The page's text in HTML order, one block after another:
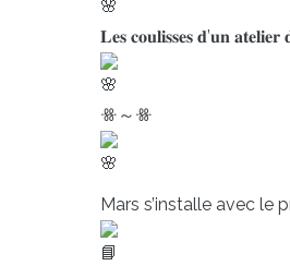
𝐋𝐞𝐬 𝐜𝐨𝐮𝐥𝐢𝐬𝐬𝐞𝐬 𝐝’𝐮𝐧 𝐚𝐭𝐞𝐥𝐢𝐞𝐫
ꗥ～ꗥ
Mars s’installe avec le